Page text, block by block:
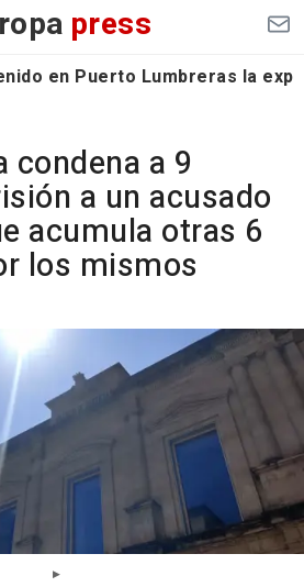
press
en Puerto Lumbreras la
condena a 9
a un acusado
acumula otras 6
los mismos